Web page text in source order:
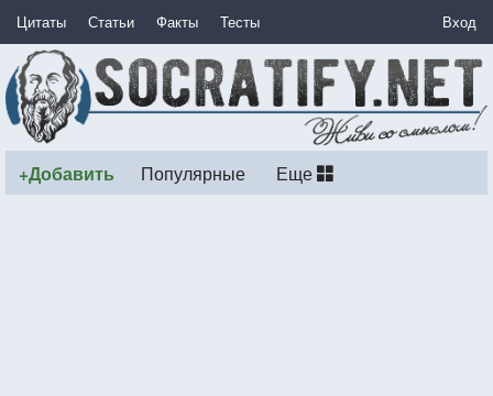
Цитаты Статьи Факты Тесты Вход
+Добавить Популярные Еще